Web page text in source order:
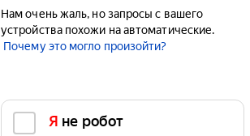
Нам очень жаль, но запросы с вашего
устройства похожи на автоматические.
Почему это могло произойти?
Я не робот